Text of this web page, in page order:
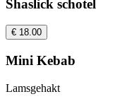
Shaslick schotel
€ 18.00
Mini Kebab
Lamsgehakt